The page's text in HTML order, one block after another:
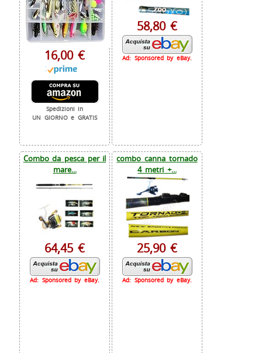
16,00 €
Spedizioni in
UN GIORNO e GRATIS
58,80 €
Ad: Sponsored by eBay.
Combo da pesca per il
mare...
64,45 €
Ad: Sponsored by eBay.
combo canna tornado
4 metri +...
25,90 €
Ad: Sponsored by eBay.